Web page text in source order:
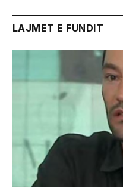
LAJMET E FUNDIT